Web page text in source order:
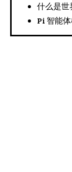
什么是世
Pi 智能